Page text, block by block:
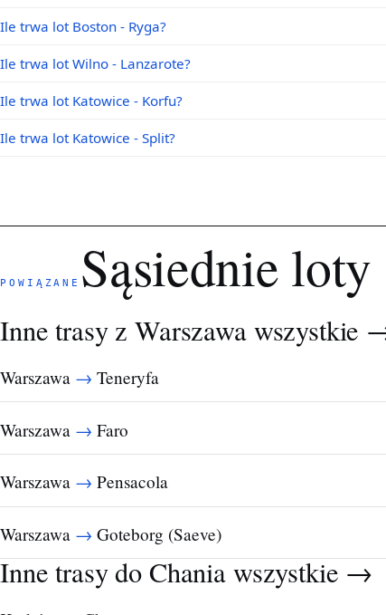
Ile trwa lot Boston - Ryga?
Ile trwa lot Wilno - Lanzarote?
Ile trwa lot Katowice - Korfu?
Ile trwa lot Katowice - Split?
POWIĄZANE Sąsiednie loty
Inne trasy z Warszawawszystkie
Warszawa → Teneryfa
Warszawa → Faro
Warszawa → Pensacola
Warszawa → Goteborg (Saeve)
Inne trasy do Chaniawszystkie →